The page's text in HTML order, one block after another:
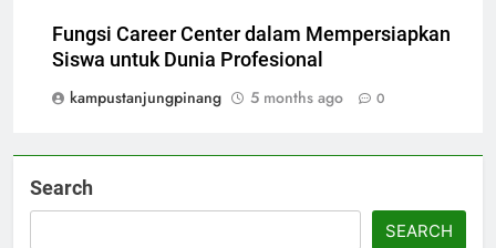
Fungsi Career Center dalam Mempersiapkan
Siswa untuk Dunia Profesional
kampustanjungpinang
5 months ago 0
Search
SEARCH